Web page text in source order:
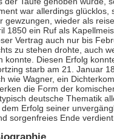
war allerdings
gewzungen, wieder als
1850 ein Ruf als
Vertrag auch nur bis
zu stehen drohte, auch
konnte. Diesen Erfolg
starb am 21. Januar
wie Wagner, ein
die Form der
deutsche Thematik
Erfolg seiner
sorgenfreies Ende verdient